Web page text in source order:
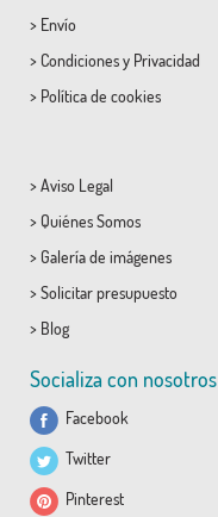
> Envío
> Condicionesy Privacidad
> Política de cookies
> Aviso Legal
> Quiénes Somos
> Galería de imágenes
> Solicitar presupuesto
> Blog
Socializa con nosotros
Facebook
Twitter
Pinterest